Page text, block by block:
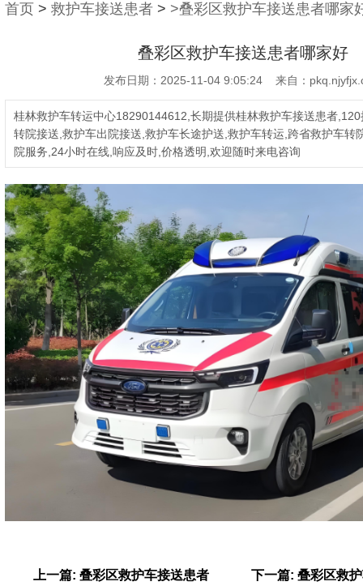
首页 > 救护车接送患者 > >叠彩区救护车接送患者哪家
叠彩区救护车接送患者哪家好
发布日期：2025-11-04 9:05:24 来自：
桂林救护车转运中心18290144612,长期提供桂林救护车接送患者
转院接送,救护车出院接送,救护车长途护送,救护车转运,跨省救护车转
院服务,24小时在线,响应及时,价格透明,欢迎随时来电咨询
上一篇: 叠彩区救护车接送患者 下一篇: 叠彩区救